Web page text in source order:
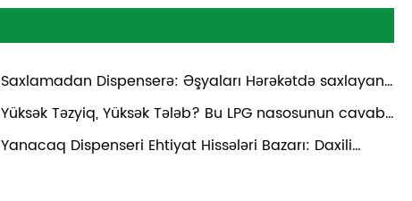
Saxlamadan Dispenserə: Əşyaları Hərəkətdə saxlayan
LPG çoxpilləli nasos
Yüksək Təzyiq, Yüksək Tələb? Bu LPG nasosunun cavabı
var
Yanacaq Dispenseri Ehtiyat Hissələri Bazarı: Daxili